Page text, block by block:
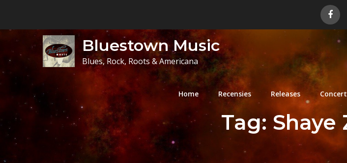
content
Bluestown Music
Blues, Rock, Roots & Americana
Home Recensies Releases
Tag: Shaye